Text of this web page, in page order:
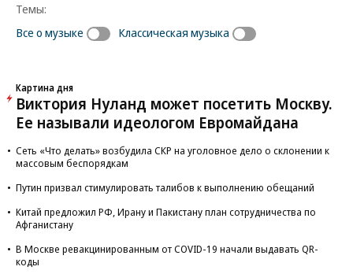
Темы:
Все о музыке
Классическая музыка
Картина дня
Виктория Нуланд может посетить Москву.
Ее называли идеологом Евромайдана
Сеть «Что делать» возбудила СКР на уголовное дело о склонении к
массовым беспорядкам
Путин призвал стимулировать талибов к выполнению обещаний
Китай предложил РФ, Ирану и Пакистану план сотрудничества по
Афганистану
В Москве ревакцинированным от COVID-19 начали выдавать QR-
коды